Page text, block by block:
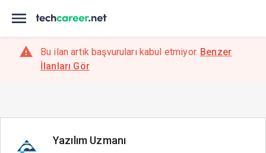
Bu ilan artık başvuruları kabul etmiyor. Benzer
İlanları Gör
Yazılım Uzmanı